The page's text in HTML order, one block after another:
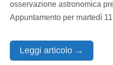
osservazione astronomica
Appuntamento per martedì
Leggi articolo →